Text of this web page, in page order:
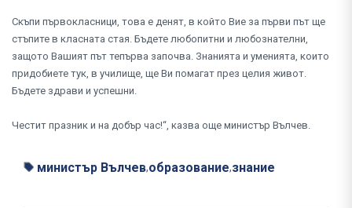
Скъпи първокласници, това е денят, в който Вие за първи път ще
стъпите в класната стая. Бъдете любопитни и любознателни,
защото Вашият път тепърва започва. Знанията и уменията, които
придобиете тук, в училище, ще Ви помагат през целия живот.
Бъдете здрави и успешни.
Честит празник и на добър час!“, казва още министър Вълчев.
министър Вълчев,образование,знание